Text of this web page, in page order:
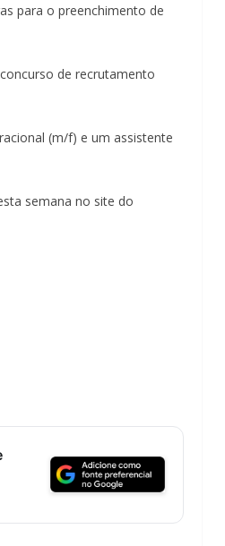
para o preenchimento de
de recrutamento
(m/f) e um assistente
semana no site do